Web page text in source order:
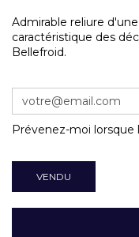
Admirable reliure
caractéristique des
Bellefroid.
Prévenez-moi lorsque
VENDU